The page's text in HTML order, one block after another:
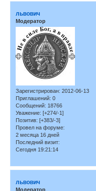
львович
Модератор
Зарегистрирован: 2012-06-13
Приглашений: 0
Сообщений: 18766
Уважение: [+274/-1]
Позитив: [+383/-3]
Провел на форуме:
2 месяца 16 дней
Последний визит:
Сегодня 19:21:14
львович
Модератор